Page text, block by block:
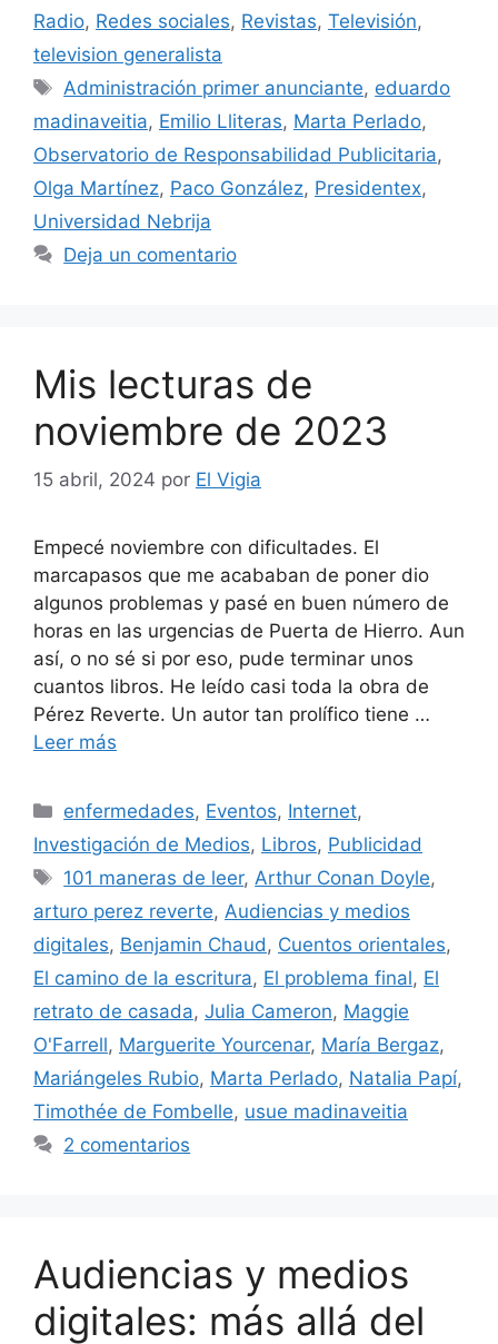
Radio, Redes sociales, Revistas, Televisión,
television generalista
Etiquetas
Administración primer anunciante, eduardo
madinaveitia, Emilio Lliteras, Marta Perlado,
Observatorio de Responsabilidad Publicitaria,
Olga Martínez, Paco González, Presidentex,
Universidad Nebrija
Deja un comentario
Mis lecturas de
noviembre de 2023
15 abril, 2024 por El Vigia
Empecé noviembre con dificultades. El
marcapasos que me acababan de poner dio
algunos problemas y pasé en buen número de
horas en las urgencias de Puerta de Hierro. Aun
así, o no sé si por eso, pude terminar unos
cuantos libros. He leído casi toda la obra de
Pérez Reverte. Un autor tan prolífico tiene …
Leer más
Categorías
enfermedades, Eventos, Internet,
Investigación de Medios, Libros, Publicidad
Etiquetas
101 maneras de leer,Arthur Conan Doyle,
arturo perez reverte, Audiencias y medios
digitales, Benjamin Chaud, Cuentos orientales,
El camino de la escritura, El problema final, El
retrato de casada, Julia Cameron, Maggie
O'Farrell, Marguerite Yourcenar, María Bergaz,
Mariángeles Rubio, Marta Perlado, Natalia Papí,
Timothée de Fombelle, usue madinaveitia
2 comentarios
Audiencias y medios
digitales: más allá del